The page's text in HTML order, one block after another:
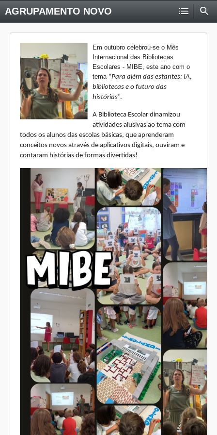
AGRUPAMENTO NOVO
Em outubro celebrou-se o Mês
Internacional das Bibliotecas
Escolares - MIBE, este ano com o
tema “Para além das estantes: IA,
bibliotecas e o futuro das
histórias”.
A Biblioteca Escolar dinamizou
atividades alusivas ao tema com
todos os alunos das escolas básicas, que aprenderam
conceitos novos através de aplicativos digitais, ouviram e
contaram histórias de formas divertidas!